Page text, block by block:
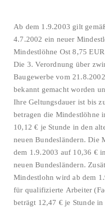
Ab dem 1.9.2003 gilt
4.7.2002 ein neuer
Mindestlöhne Ost 8,75
Die 3. Verordnung über
Baugewerbe vom
bekannt gemacht worden
Ihre Geltungsdauer ist bis
betragen die Mindestlöhne
10,12 € je Stunde in den
neuen Bundesländern. Die
dem 1.9.2003 auf 10,36 €
neuen Bundesländern.
Mindestlohn wird ab dem
für qualifizierte Arbeiter
beträgt 12,47 € je Stunde